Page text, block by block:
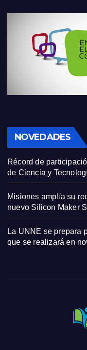
NOVEDADES
Récord de
de Ciencia y
Misiones amplía su
nuevo Silicon Maker
La UNNE se prepara
que se realizará en